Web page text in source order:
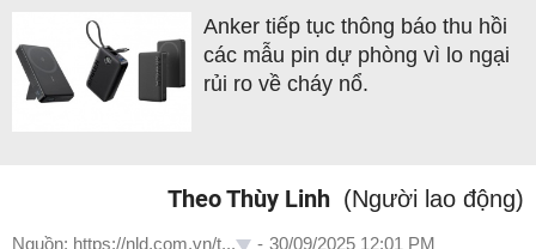
Anker tiếp tục thông báo thu hồi
các mẫu pin dự phòng vì lo ngại
rủi ro về cháy nổ.
Theo Thùy Linh (Người lao động)
Nguồn: https://nld.com.vn/t... - 30/09/2025 12:01 PM